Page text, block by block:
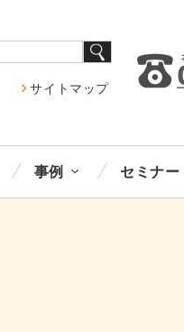
サイトマップ
事例 セミナー